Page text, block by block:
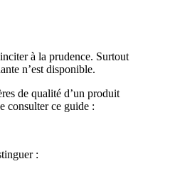
à la prudence. Surtout
n’est disponible.
de qualité d’un produit
consulter ce guide :
: